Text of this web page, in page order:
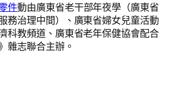
件動由廣東省老干部年夜學（廣東省
務治理中間）、廣東省婦女兒童活動
科教頻道、廣東省老年保健協會配合
雜志聯合主辦。